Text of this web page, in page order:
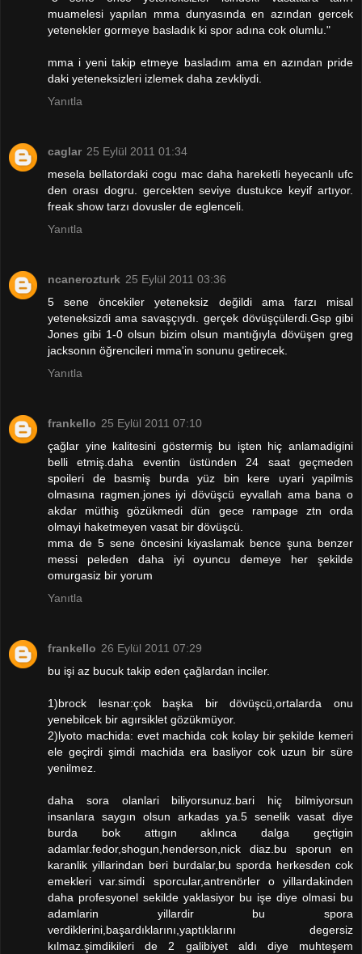
muamelesi yapılan mma dunyasında en azından gercek
yetenekler gormeye basladık ki spor adına cok olumlu."
mma i yeni takip etmeye basladım ama en azından pride
daki yeteneksizleri izlemek daha zevkliydi.
Yanıtla
caglar 25 Eylül 2011 01:34
mesela bellatordaki cogu mac daha hareketli heyecanlı ufc
den orası dogru. gercekten seviye dustukce keyif artıyor.
freak show tarzı dovusler de eglenceli.
Yanıtla
ncanerozturk 25 Eylül 2011 03:36
5 sene öncekiler yeteneksiz değildi ama farzı misal
yeteneksizdi ama savaşçıydı. gerçek dövüşçülerdi.Gsp gibi
Jones gibi 1-0 olsun bizim olsun mantığıyla dövüşen greg
jacksonın öğrencileri mma'in sonunu getirecek.
Yanıtla
frankello 25 Eylül 2011 07:10
çağlar yine kalitesini göstermiş bu işten hiç anlamadigini
belli etmiş.daha eventin üstünden 24 saat geçmeden
spoileri de basmiş burda yüz bin kere uyari yapilmis
olmasına ragmen.jones iyi dövüşcü eyvallah ama bana o
akdar müthiş gözükmedi dün gece rampage ztn orda
olmayi haketmeyen vasat bir dövüşcü.
mma de 5 sene öncesini kiyaslamak bence şuna benzer
messi peleden daha iyi oyuncu demeye her şekilde
omurgasiz bir yorum
Yanıtla
frankello 26 Eylül 2011 07:29
bu işi az bucuk takip eden çağlardan inciler.
1)brock lesnar:çok başka bir dövüşcü,ortalarda onu
yenebilcek bir agırsiklet gözükmüyor.
2)lyoto machida: evet machida cok kolay bir şekilde kemeri
ele geçirdi şimdi machida era basliyor cok uzun bir süre
yenilmez.
daha sora olanlari biliyorsunuz.bari hiç bilmiyorsun
insanlara saygın olsun arkadas ya.5 senelik vasat diye
burda bok attıgın aklınca dalga geçtigin
adamlar.fedor,shogun,henderson,nick diaz.bu sporun en
karanlik yillarindan beri burdalar,bu sporda herkesden cok
emekleri var.simdi sporcular,antrenörler o yillardakinden
daha profesyonel sekilde yaklasiyor bu işe diye olmasi bu
adamlarin yillardir bu spora
verdiklerini,başardıklarını,yaptıklarını degersiz
kılmaz.şimdikileri de 2 galibiyet aldı diye muhteşem